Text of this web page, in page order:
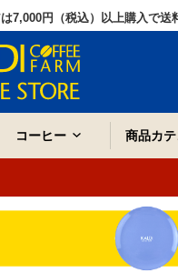
7,000円（税込）以上購入で送
コーヒー 商品カテ